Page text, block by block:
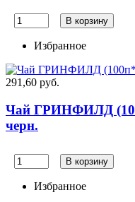
В корзину
Избранное
291,60 руб.
Чай ГРИНФИЛД
черн.
В корзину
Избранное